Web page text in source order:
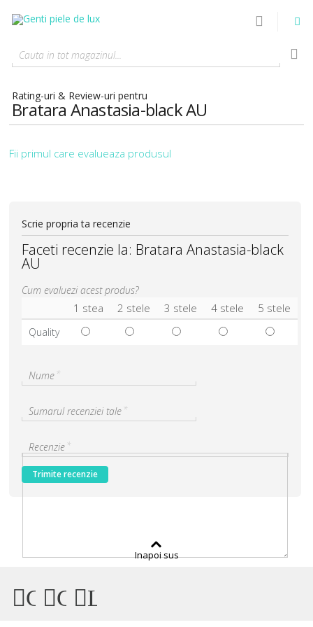
Cauta in tot magazinul...
Rating-uri & Review-uri pentru
Bratara Anastasia-black AU
Fii primul care evalueaza produsul
Scrie propria ta recenzie
Faceti recenzie la: Bratara Anastasia-black
AU
Cum evaluezi acest produs?
1 stea 2 stele 3 stele 4 stele 5 stele
Quality
*
Nume
*
Sumarul recenziei tale
*
Recenzie
Trimite recenzie
Inapoi sus
Connect
Connect
Like